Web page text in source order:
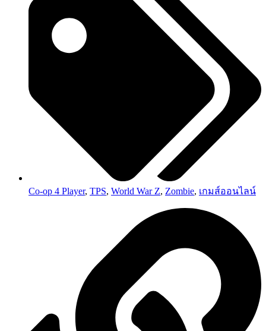
Co-op 4 Player, TPS, World War Z, Zombie, เกมส์ออนไลน์